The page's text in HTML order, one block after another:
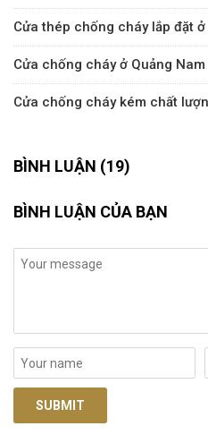
Cửa thép chống cháy lắp đặt
Cửa chống cháy ở Quảng
Cửa chống cháy kém chất
BÌNH LUẬN (19)
BÌNH LUẬN CỦA BẠN